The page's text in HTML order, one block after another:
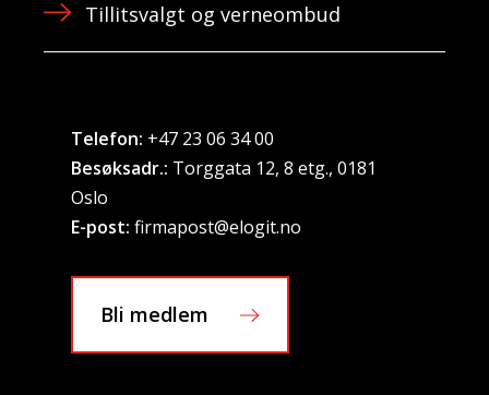
Tillitsvalgt og verneombud
Telefon: +47 23 06 34 00
Besøksadr.: Torggata 12, 8 etg., 0181
Oslo
E-post: firmapost@elogit.no
Bli medlem